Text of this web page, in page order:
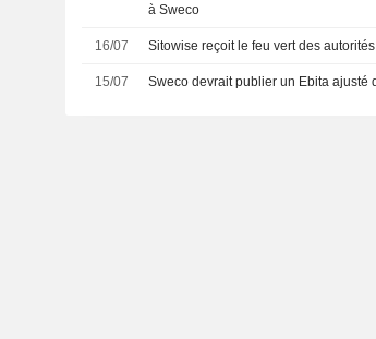
à Sweco
16/07 Sitowise reçoit le feu vert des
15/07 Sweco devrait publier un Ebita ajusté